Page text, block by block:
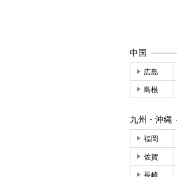
中国
広島
島根
九州・沖縄
福岡
佐賀
長崎